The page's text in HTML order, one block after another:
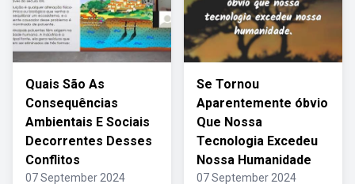
Quais São As
Consequências
Ambientais E Sociais
Decorrentes Desses
Conflitos
07 September 2024
Se Tornou
Aparentemente óbvio
Que Nossa
Tecnologia Excedeu
Nossa Humanidade
07 September 2024